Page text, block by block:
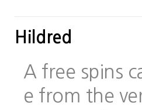
Hildred
A free spins
e from the